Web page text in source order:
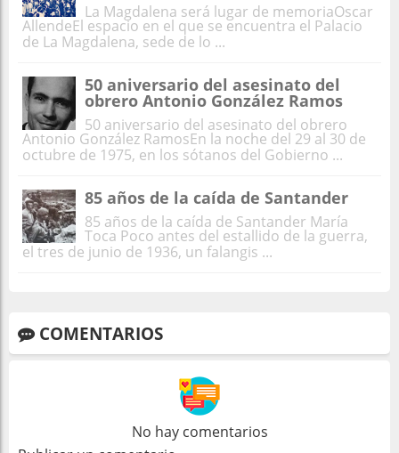
La Magdalena será lugar de memoriaOscar
AllendeEl espacio en el que se encuentra el Palacio
de La Magdalena, sede de lo ...
50 aniversario del asesinato del
obrero Antonio González Ramos
50 aniversario del asesinato del obrero
Antonio González RamosEn la noche del 29 al 30 de
octubre de 1975, en los sótanos del Gobierno ...
85 años de la caída de Santander
85 años de la caída de Santander María
Toca Poco antes del estallido de la guerra,
el tres de junio de 1936, un falangis ...
COMENTARIOS
No hay comentarios